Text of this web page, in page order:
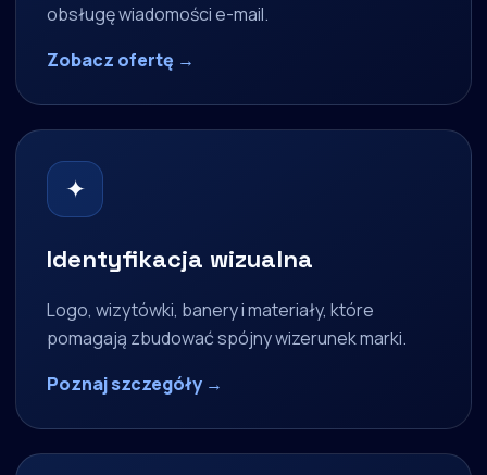
obsługę wiadomości e-mail.
Zobacz ofertę →
✦
Identyfikacja wizualna
Logo, wizytówki, banery i materiały, które
pomagają zbudować spójny wizerunek marki.
Poznaj szczegóły →